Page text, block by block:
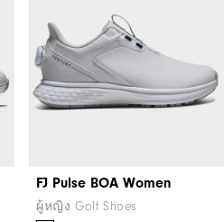
FJ Pulse BOA Women
ผู้หญิง Golf Shoes